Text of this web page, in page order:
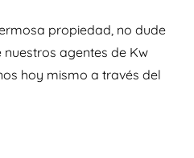
propiedad, no dude
agentes de Kw
hoy mismo a través del